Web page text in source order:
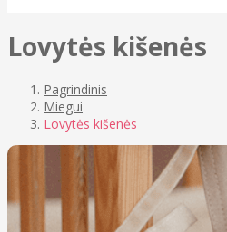
Lovytės kišenės
Pagrindinis
Miegui
Lovytės kišenės